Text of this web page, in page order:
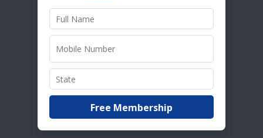
Free Membership